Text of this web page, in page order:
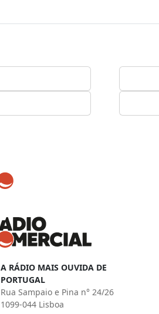
A RÁDIO MAIS OUVIDA DE
PORTUGAL
Rua Sampaio e Pina n° 24/26
1099-044 Lisboa